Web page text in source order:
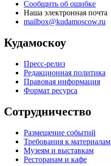
Сообщить об ошибке
Наша электронная почта
mailbox@kudamoscow.ru
Кудамоскоу
Пресс-релиз
Редакционная политика
Правовая информация
Формат ресурса
Сотрудничество
Размещение событий
Требования к материалам
Музеям и выставкам
Ресторанам и кафе